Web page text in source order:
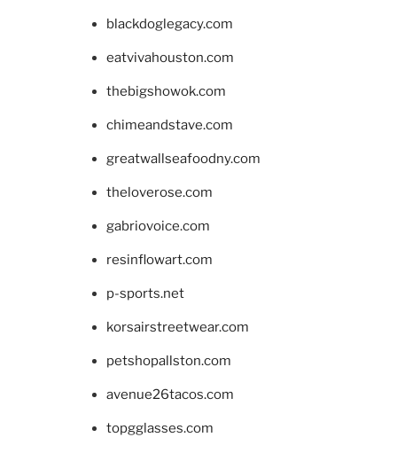
blackdoglegacy.com
eatvivahouston.com
thebigshowok.com
chimeandstave.com
greatwallseafoodny.com
theloverose.com
gabriovoice.com
resinflowart.com
p-sports.net
korsairstreetwear.com
petshopallston.com
avenue26tacos.com
topgglasses.com